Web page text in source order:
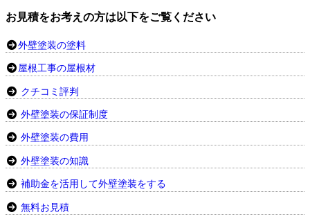
お見積をお考えの方は以下をご覧ください
外壁塗装の塗料
屋根工事の屋根材
クチコミ評判
外壁塗装の保証制度
外壁塗装の費用
外壁塗装の知識
補助金を活用して外壁塗装をする
無料お見積